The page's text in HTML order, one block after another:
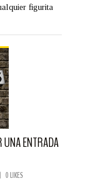
figurita
UNA ENTRADA
| 0 LIKES